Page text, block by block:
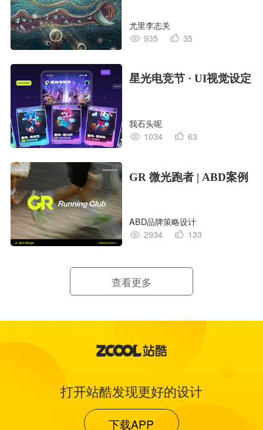
尤里李志关
935
35
星光电竞节 · UI视觉设定
我石头呢
1034
63
GR 微光跑者 | ABD案例
ABD品牌策略设计
2934
133
查看更多
打开站酷发现更好的设计
下载APP